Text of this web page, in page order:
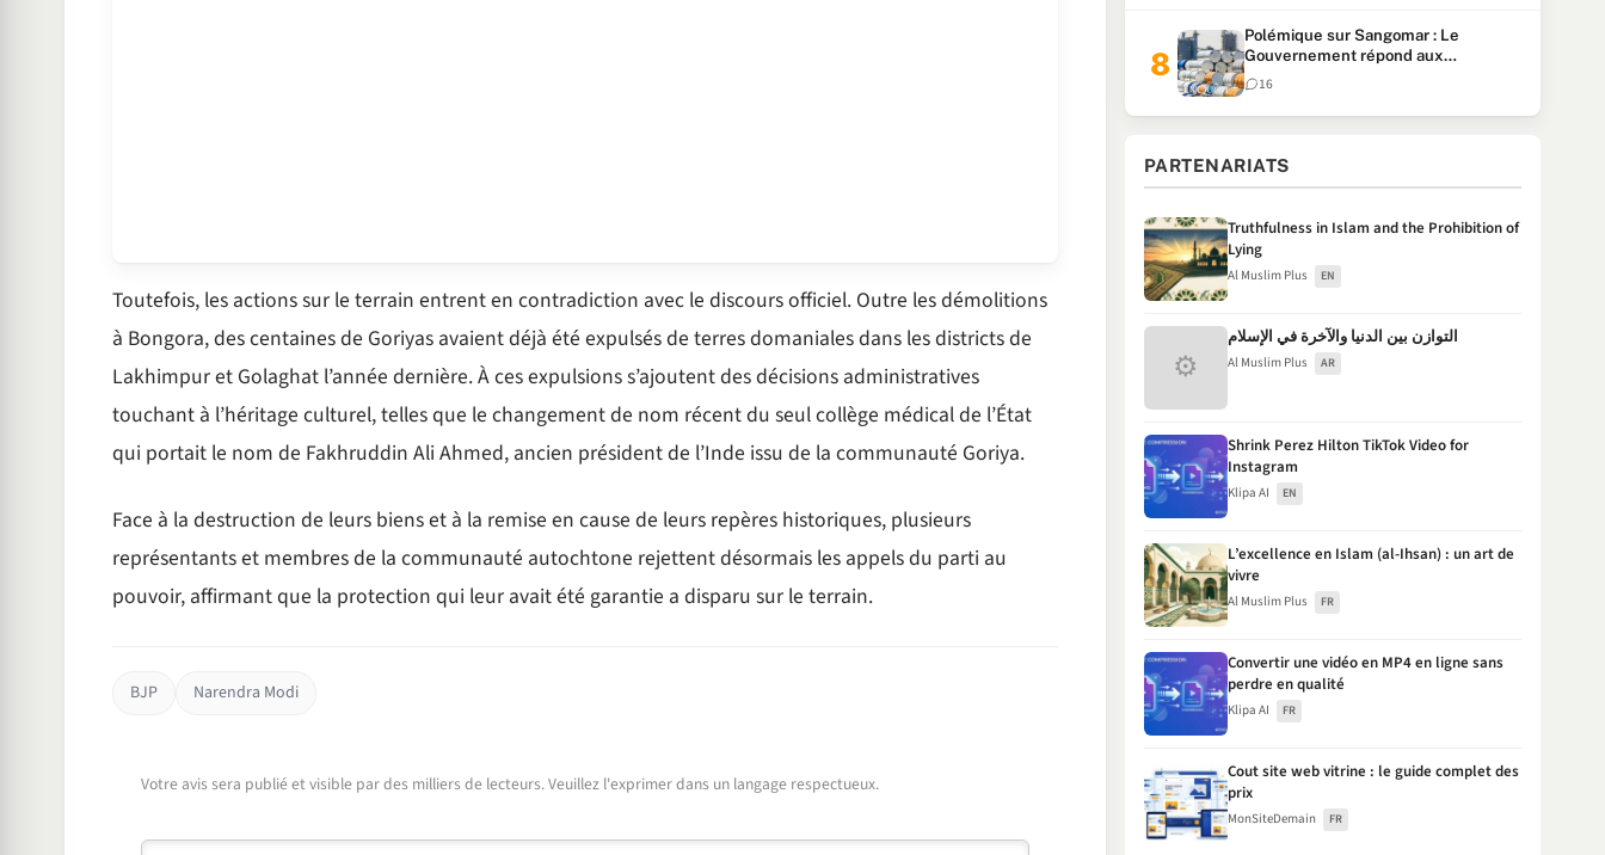
Toutefois, les actions sur le terrain entrent en contradiction avec le discours officiel. Outre les démolitions
à Bongora, des centaines de Goriyas avaient déjà été expulsés de terres domaniales dans les districts de
Lakhimpur et Golaghat l’année dernière. À ces expulsions s’ajoutent des décisions administratives
touchant à l’héritage culturel, telles que le changement de nom récent du seul collège médical de l’État
qui portait le nom de Fakhruddin Ali Ahmed, ancien président de l’Inde issu de la communauté Goriya.
Face à la destruction de leurs biens et à la remise en cause de leurs repères historiques, plusieurs
représentants et membres de la communauté autochtone rejettent désormais les appels du parti au
pouvoir, affirmant que la protection qui leur avait été garantie a disparu sur le terrain.
BJP Narendra Modi
Votre avis sera publié et visible par des milliers de lecteurs. Veuillez l'exprimer dans un langage respectueux.
Polémique sur Sangomar : Le
Gouvernement répond aux
accusations et clarifie le partage des
milliards
16
PARTENARIATS
Truthfulness in Islam and the Prohibition of
Lying
Al Muslim Plus EN
⚙
التوازن بين الدنيا والآخرة في الإسلام
Al Muslim Plus AR
Shrink Perez Hilton TikTok Video for
Instagram
Klipa AI EN
L’excellence en Islam (al-Ihsan) : un art de
vivre
Al Muslim Plus FR
Convertir une vidéo en MP4 en ligne sans
perdre en qualité
Klipa AI FR
Cout site web vitrine : le guide complet des
prix
MonSiteDemain FR